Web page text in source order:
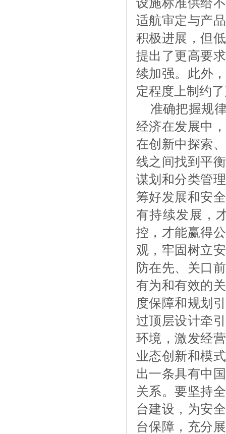
设施标准供给
适航审定与产
积极进展，但
提出了更高要
续加强。此外
定程度上制约
准确把握规
经济在发展中
在创新中探索
线之间找到平
谋划和分类管
筹好发展和安
有持续发展，
控，才能赢得
观，牢固树立
防在先、关口
有为和有效的
度保障和规划
过顶层设计牵
环境，激发经
业态创新和模
出一条具有中
关系。要坚持
台建设，为安
台保障，充分